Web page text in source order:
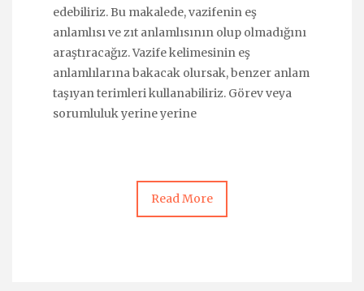
edebiliriz. Bu makalede, vazifenin eş
anlamlısı ve zıt anlamlısının olup olmadığını
araştıracağız. Vazife kelimesinin eş
anlamlılarına bakacak olursak, benzer anlam
taşıyan terimleri kullanabiliriz. Görev veya
sorumluluk yerine yerine
Read More